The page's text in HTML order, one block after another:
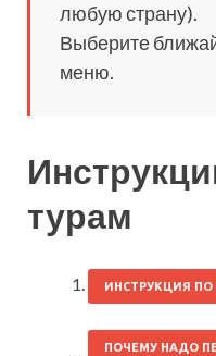
любую страну).
Выберите
меню.
турам
ИНСТРУКЦИЯ
ПОЧЕМУ НАДО